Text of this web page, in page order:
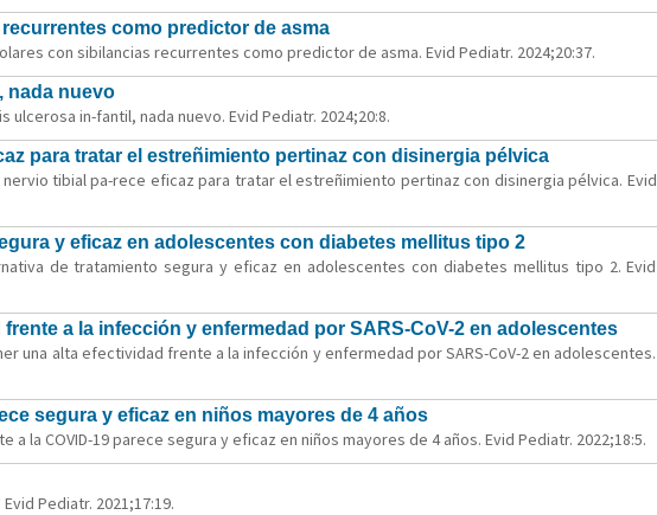
como predictor de asma
con sibilancias recurrentes como predictor de asma. Evid Pediatr. 2024;20:37.
nada nuevo
in-fantil, nada nuevo. Evid Pediatr. 2024;20:8.
para tratar el estreñimiento pertinaz con disinergia pélvica
tibial pa-rece eficaz para tratar el estreñimiento pertinaz con disinergia pélvica. Evid
y eficaz en adolescentes con diabetes mellitus tipo 2
de tratamiento segura y eficaz en adolescentes con diabetes mellitus tipo 2. Evid
a la infección y enfermedad por SARS-CoV-2 en adolescentes
una alta efectividad frente a la infección y enfermedad por SARS-CoV-2 en adolescentes.
segura y eficaz en niños mayores de 4 años
a la COVID-19 parece segura y eficaz en niños mayores de 4 años. Evid Pediatr. 2022;18:5.
Pediatr. 2021;17:19.